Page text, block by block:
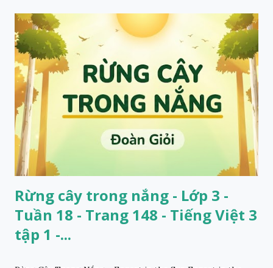
Rừng cây trong nắng - Lớp 3 -
Tuần 18 - Trang 148 - Tiếng Việt 3
tập 1 -...